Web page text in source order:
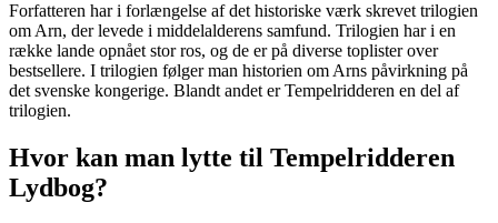
Forfatteren har i forlængelse af det historiske værk skrevet trilogien
om Arn, der levede i middelalderens samfund. Trilogien har i en
række lande opnået stor ros, og de er på diverse toplister over
bestsellere. I trilogien følger man historien om Arns påvirkning på
det svenske kongerige. Blandt andet er Tempelridderen en del af
trilogien.
Hvor kan man lytte til Tempelridderen
Lydbog?